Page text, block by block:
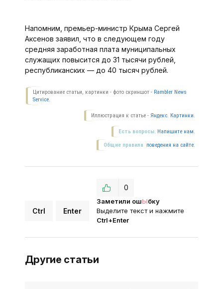
Напомним, премьер-министр Крыма Сергей
Аксенов заявил, что в следующем году
средняя заработная плата муниципальных
служащих повысится до 31 тысячи рублей,
республиканских — до 40 тысяч рублей.
Цитирование статьи, картинки - фото скриншот - Rambler News
Service.
Иллюстрация к статье - Яндекс. Картинки.
Есть вопросы. Напишите нам.
Общие правила поведения на сайте.
Ctrl Enter
Заметили ошЫбку
Выделите текст и нажмите
Ctrl+Enter
0
Другие статьи